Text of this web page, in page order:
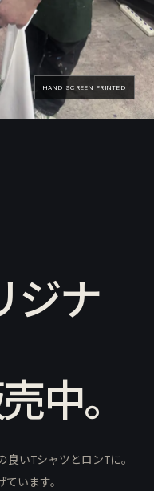
HAND SCREEN PRINTED
ジナ
中。
いTシャツとロンTに。
います。